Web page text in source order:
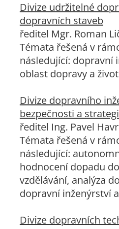
Divize udržitelné
dopravních staveb
ředitel Mgr. Roman
Témata řešená v
následující: dopravní
oblast dopravy a
Divize dopravního
bezpečnosti a
ředitel Ing. Pavel
Témata řešená v
následující:
hodnocení dopadu
vzdělávání, analýza
dopravní inženýrství
Divize dopravních